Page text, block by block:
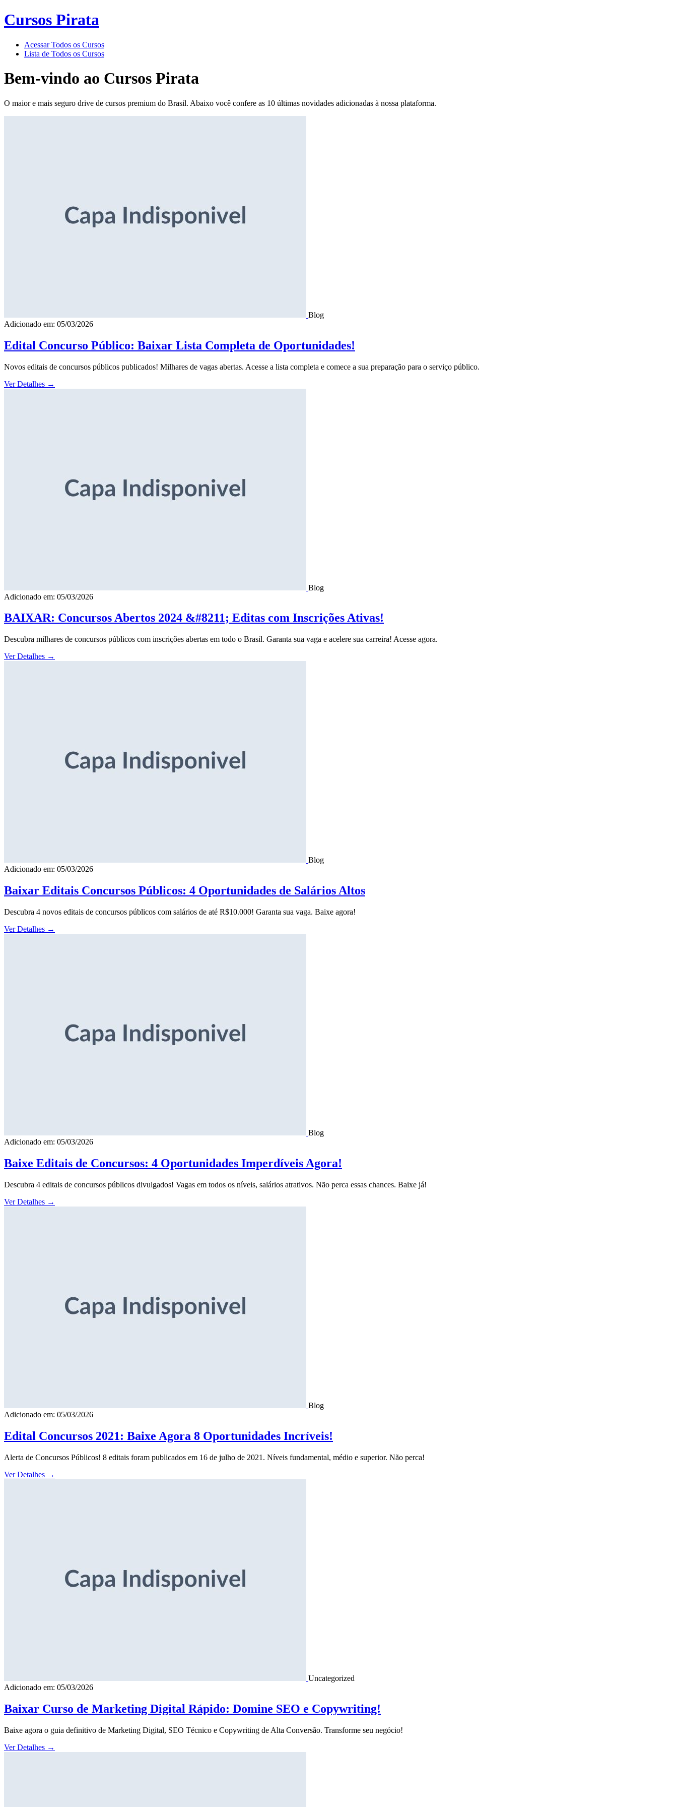
Cursos Pirata
Acessar Todos os Cursos
Lista de Todos os Cursos
Bem-vindo ao Cursos Pirata
O maior e mais seguro drive de cursos premium do Brasil. Abaixo você confere as 10 últimas novidades adicionadas à nossa plataforma.
Blog
Adicionado em: 05/03/2026
Edital Concurso Público: Baixar Lista Completa de Oportunidades!
Novos editais de concursos públicos publicados! Milhares de vagas abertas. Acesse a lista completa e comece a sua preparação para o serviço público.
Ver Detalhes →
Blog
Adicionado em: 05/03/2026
BAIXAR: Concursos Abertos 2024 &#8211; Editas com Inscrições Ativas!
Descubra milhares de concursos públicos com inscrições abertas em todo o Brasil. Garanta sua vaga e acelere sua carreira! Acesse agora.
Ver Detalhes →
Blog
Adicionado em: 05/03/2026
Baixar Editais Concursos Públicos: 4 Oportunidades de Salários Altos
Descubra 4 novos editais de concursos públicos com salários de até R$10.000! Garanta sua vaga. Baixe agora!
Ver Detalhes →
Blog
Adicionado em: 05/03/2026
Baixe Editais de Concursos: 4 Oportunidades Imperdíveis Agora!
Descubra 4 editais de concursos públicos divulgados! Vagas em todos os níveis, salários atrativos. Não perca essas chances. Baixe já!
Ver Detalhes →
Blog
Adicionado em: 05/03/2026
Edital Concursos 2021: Baixe Agora 8 Oportunidades Incríveis!
Alerta de Concursos Públicos! 8 editais foram publicados em 16 de julho de 2021. Níveis fundamental, médio e superior. Não perca!
Ver Detalhes →
Uncategorized
Adicionado em: 05/03/2026
Baixar Curso de Marketing Digital Rápido: Domine SEO e Copywriting!
Baixe agora o guia definitivo de Marketing Digital, SEO Técnico e Copywriting de Alta Conversão. Transforme seu negócio!
Ver Detalhes →